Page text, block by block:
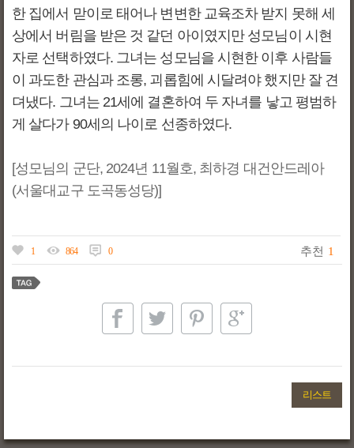
한 집에서 맏이로 태어나 변변한 교육조차 받지 못해 세
상에서 버림을 받은 것 같던 아이였지만 성모님이 시현
자로 선택하였다. 그녀는 성모님을 시현한 이후 사람들
이 과도한 관심과 조롱, 괴롭힘에 시달려야 했지만 잘 견
뎌냈다. 그녀는 21세에 결혼하여 두 자녀를 낳고 평범하
게 살다가 90세의 나이로 선종하였다.
[성모님의 군단, 2024년 11월호, 최하경 대건안드레아
(서울대교구 도곡동성당)]
1 864 0 추천 1
리스트